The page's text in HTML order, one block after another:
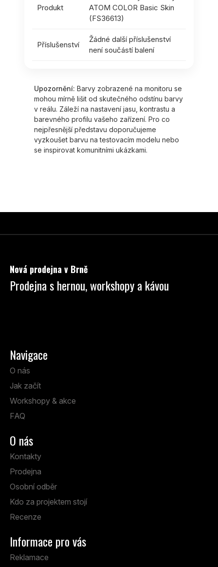
Produkt
ATOM COLOR Basic Skin
(FS36613)
Příslušenství
Žádné další příslušenství
není součástí balení
Upozornění: Barvy zobrazené na monitoru se
mohou mírně lišit od skutečného odstínu barvy
v reálu. Záleží na nastavení jasu, kontrastu a
barevného profilu vašeho zařízení. Pro co
nejpřesnější představu doporučujeme
vyzkoušet barvu na testovacím modelu nebo
se inspirovat komunitními ukázkami.
Z
Nová prodejna v Brně
Prodejna s hernou, workshopy a kávou
Navigace
O nás
Jak začít
Workshopy & akce
FAQ
O nás
Kontakty
Prodejna
Osobní odběr
Kdo za projektem stojí
Recenze
Informace pro vás
Reklamace